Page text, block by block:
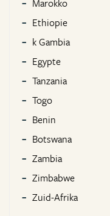
Marokko
Ethiopie
k Gambia
Egypte
Tanzania
Togo
Benin
Botswana
Zambia
Zimbabwe
Zuid-Afrika